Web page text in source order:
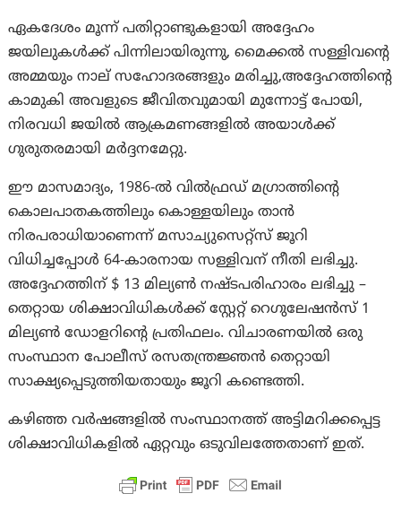
ഏകദേശം മൂന്ന് പതിറ്റാണ്ടുകളായി അദ്ദേഹം
ജയിലുകൾക്ക് പിന്നിലായിരുന്നു, മൈക്കൽ സള്ളിവൻ്റെ
അമ്മയും നാല് സഹോദരങ്ങളും മരിച്ചു,അദ്ദേഹത്തിന്റെ
കാമുകി അവളുടെ ജീവിതവുമായി മുന്നോട്ട് പോയി,
നിരവധി ജയിൽ ആക്രമണങ്ങളിൽ അയാൾക്ക്
ഗുരുതരമായി മർദ്ദനമേറ്റു.
ഈ മാസമാദ്യം, 1986-ൽ വിൽഫ്രഡ് മഗ്രാത്തിൻ്റെ
കൊലപാതകത്തിലും കൊള്ളയിലും താൻ
നിരപരാധിയാണെന്ന് മസാച്യുസെറ്റ്‌സ് ജൂറി
വിധിച്ചപ്പോൾ 64-കാരനായ സള്ളിവന് നീതി ലഭിച്ചു.
അദ്ദേഹത്തിന് $ 13 മില്യൺ നഷ്ടപരിഹാരം ലഭിച്ചു –
തെറ്റായ ശിക്ഷാവിധികൾക്ക് സ്റ്റേറ്റ് റെഗുലേഷൻസ് 1
മില്യൺ ഡോളറിൻ്റെ പ്രതിഫലം. വിചാരണയിൽ ഒരു
സംസ്ഥാന പോലീസ് രസതന്ത്രജ്ഞൻ തെറ്റായി
സാക്ഷ്യപ്പെടുത്തിയതായും ജൂറി കണ്ടെത്തി.
കഴിഞ്ഞ വർഷങ്ങളിൽ സംസ്ഥാനത്ത് അട്ടിമറിക്കപ്പെട്ട
ശിക്ഷാവിധികളിൽ ഏറ്റവും ഒടുവിലത്തേതാണ് ഇത്.